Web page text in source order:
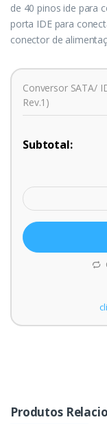
de 40 pinos ide para
porta IDE para
conector de
Conversor SATA/
Rev.1)
Subtotal:
Produtos